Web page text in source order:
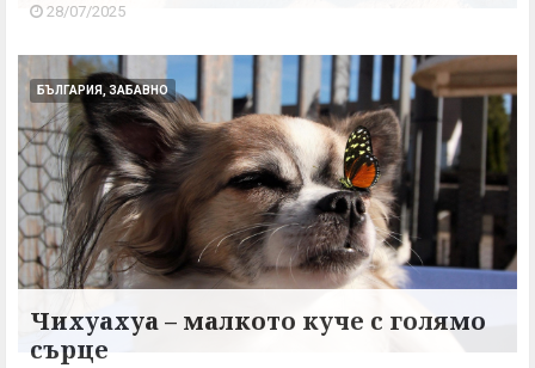
28/07/2025
БЪЛГАРИЯ, ЗАБАВНО
Чихуахуа – малкото куче с голямо
сърце